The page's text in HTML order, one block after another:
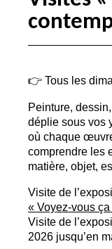
👉 Tous les
Peinture,
déplie sous vos
où chaque
comprendre les
matière, objet,
Visite de
« Voyez-vous ça
Visite de
2026 jusqu’en